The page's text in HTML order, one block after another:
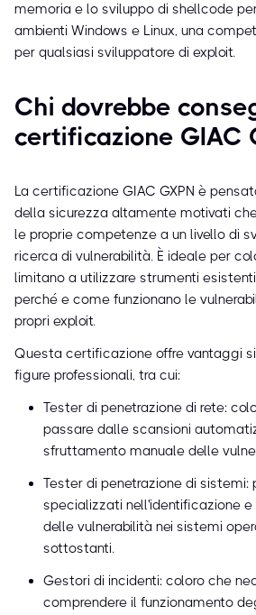
memoria e lo sviluppo di shellcode
ambienti Windows e Linux, una
per qualsiasi sviluppatore di exploit.
Chi dovrebbe
certificazione GIAC
La certificazione GIAC GXPN è
della sicurezza altamente motivati
le proprie competenze a un livello di
ricerca di vulnerabilità. È ideale per
limitano a utilizzare strumenti
perché e come funzionano le
propri exploit.
Questa certificazione offre vantaggi
figure professionali, tra cui:
Tester di penetrazione di rete:
passare dalle scansioni
sfruttamento manuale delle
Tester di penetrazione di sistemi:
specializzati nell'identificazione
delle vulnerabilità nei sistemi
sottostanti.
Gestori di incidenti: coloro che
comprendere il funzionamento